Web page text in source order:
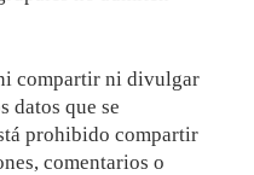
compartir ni divulgar
datos que se
prohibido compartir
comentarios o